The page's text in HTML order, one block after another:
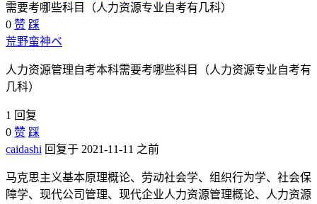
需要考哪些科目（人力资源专业自考有几科）
0 赞 踩
荒野蛮神ベ
人力资源管理自考本科需要考哪些科目（人力资源专业自考有
几科）
1 回复
0 赞 踩
caidashi 回复于 2021-11-11 之前
马克思主义基本原理概论、劳动社会学、组织行为学、社会保
障学、现代公司管理、现代企业人力资源管理概论、人力资源